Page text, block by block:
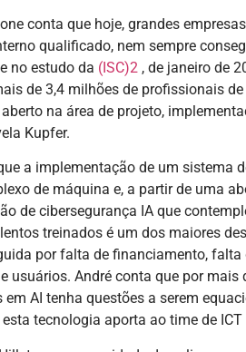
conta que hoje, grandes
qualificado, nem sempre
no estudo da (ISC)2 , de janeiro de
de 3,4 milhões de profissionais
na área de projeto,
Kupfer.
a implementação de um sistema
de máquina e, a partir de uma
de cibersegurança IA que
treinados é um dos maiores
por falta de financiamento,
usuários. André conta que por
AI tenha questões a serem
tecnologia aporta ao time de ICT